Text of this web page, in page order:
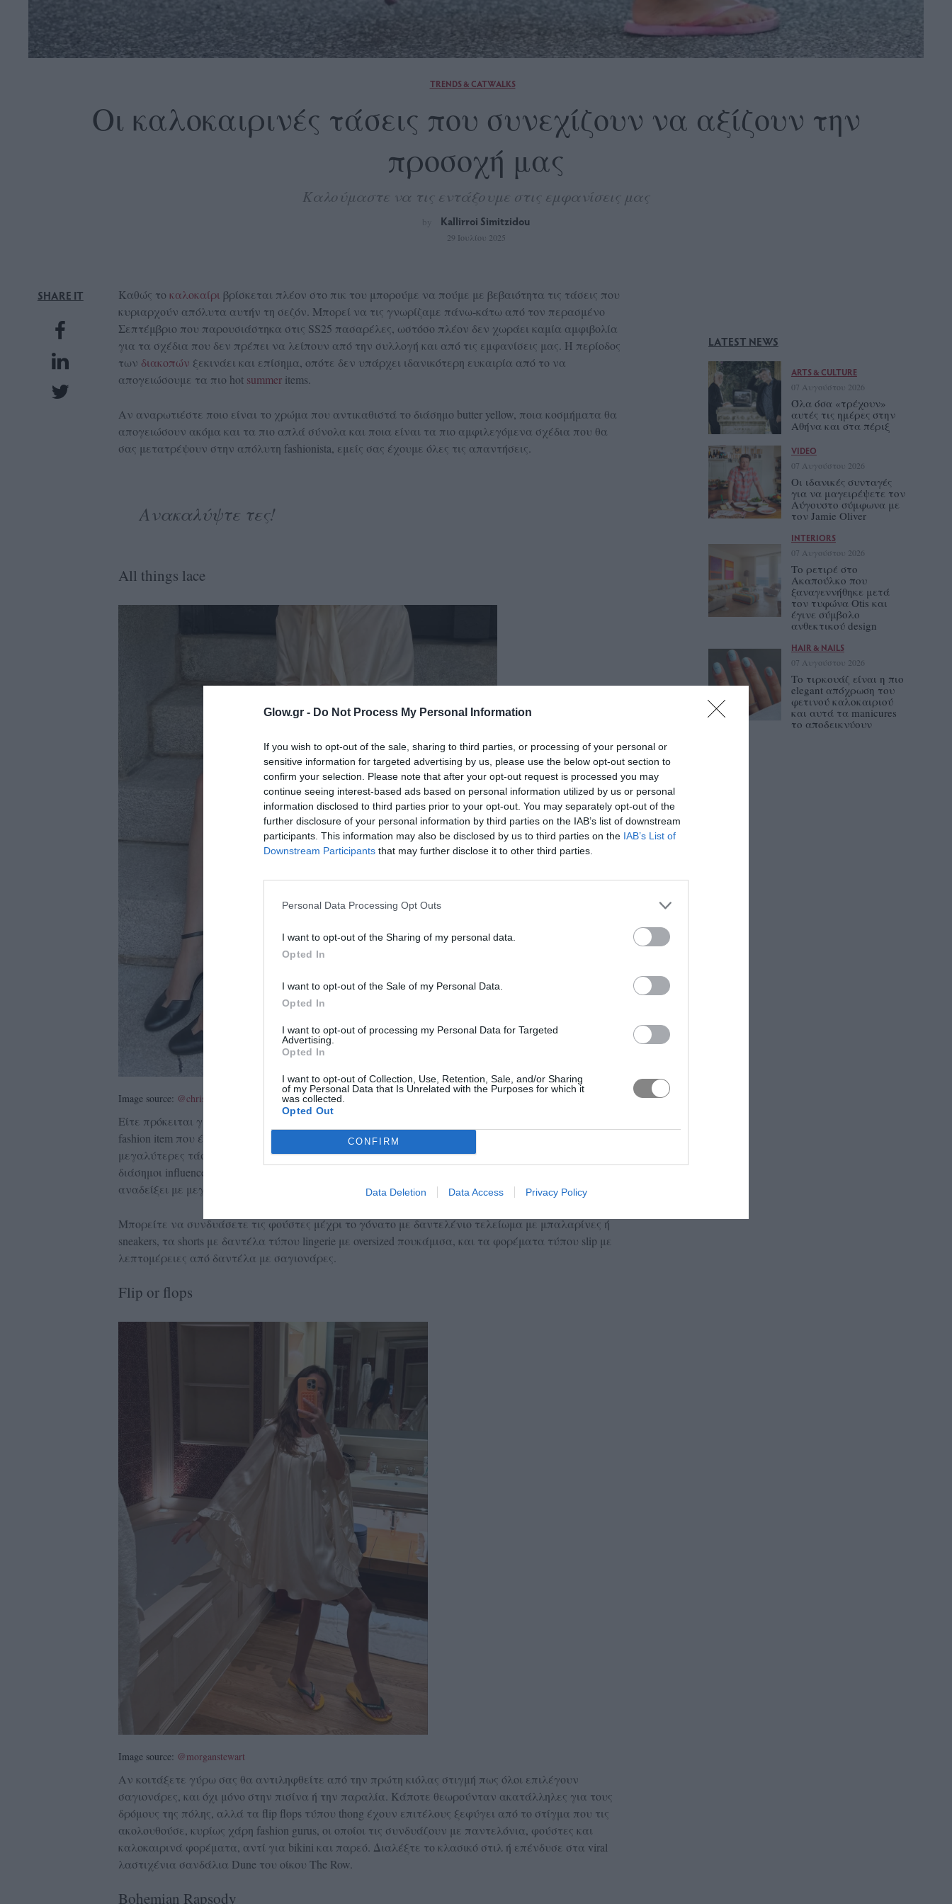
Glow.gr - Do Not Process My Personal Information
If you wish to opt-out of the sale, sharing to third parties, or processing of your personal or
sensitive information for targeted advertising by us, please use the below opt-out section to
confirm your selection. Please note that after your opt-out request is processed you may
continue seeing interest-based ads based on personal information utilized by us or personal
information disclosed to third parties prior to your opt-out. You may separately opt-out of the
further disclosure of your personal information by third parties on the IAB’s list of downstream
participants. This information may also be disclosed by us to third parties on the IAB’s List of
Downstream Participants that may further disclose it to other third parties.
Personal Data Processing Opt Outs
I want to opt-out of the Sharing of my personal data.
Opted In
I want to opt-out of the Sale of my Personal Data.
Opted In
I want to opt-out of processing my Personal Data for Targeted
Advertising.
Opted In
I want to opt-out of Collection, Use, Retention, Sale, and/or Sharing
of my Personal Data that Is Unrelated with the Purposes for which it
was collected.
Opted Out
CONFIRM
Data Deletion Data Access Privacy Policy
TRENDS & CATWALKS
Οι καλοκαιρινές τάσεις που συνεχίζουν να αξίζουν την
προσοχή μας
Καλούμαστε να τις εντάξουμε στις εμφανίσεις μας
by Kallirroi Simitzidou
29 Ιουλίου 2025
SHARE IT Καθώς το καλοκαίρι βρίσκεται πλέον στο πικ του μπορούμε να πούμε με βεβαιότητα τις τάσεις που
κυριαρχούν απόλυτα αυτήν τη σεζόν. Μπορεί να τις γνωρίζαμε πάνω-κάτω από τον περασμένο
Σεπτέμβριο που παρουσιάστηκα στις SS25 πασαρέλες, ωστόσο πλέον δεν χωράει καμία αμφιβολία
για τα σχέδια που δεν πρέπει να λείπουν από την συλλογή και από τις εμφανίσεις μας. Η περίοδος
των διακοπών ξεκινάει και επίσημα, οπότε δεν υπάρχει ιδανικότερη ευκαιρία από το να
απογειώσουμε τα πιο hot summer items.
Αν αναρωτιέστε ποιο είναι το χρώμα που αντικαθιστά το διάσημο butter yellow, ποια κοσμήματα θα
απογειώσουν ακόμα και τα πιο απλά σύνολα και ποια είναι τα πιο αμφιλεγόμενα σχέδια που θα
σας μετατρέψουν στην απόλυτη fashionista, εμείς σας έχουμε όλες τις απαντήσεις.
Ανακαλύψτε τες!
All things lace
Image source: @christietyler
Είτε πρόκειται για shorts, φούστες, παντελόνια, φορέματα ή tops, δεν έχει και τόση σημασία. Αν το
fashion item που έχετε επιλέξει διαθέτει δαντέλα στο τελείωμα, τότε είναι μία από τις
μεγαλύτερες τάσεις αυτό το καλοκαίρι. Οίκοι όπως, οι The Row, Rohé, Saint Laurent αλλά και
διάσημοι influencers και celebrities, ανάμεσά τους και η Jennifer Lawrence έχουν υιοθετήσει και
αναδείξει με μεγάλη επιτυχία αυτό το trend.
Μπορείτε να συνδυάσετε τις φούστες μέχρι το γόνατο με δαντελένιο τελείωμα με μπαλαρίνες ή
sneakers, τα shorts με δαντέλα τύπου lingerie με oversized πουκάμισα, και τα φορέματα τύπου slip με
λεπτομέρειες από δαντέλα με σαγιονάρες.
Flip or flops
Image source: @morganstewart
Αν κοιτάξετε γύρω σας θα αντιληφθείτε από την πρώτη κιόλας στιγμή πως όλοι επιλέγουν
σαγιονάρες, και όχι μόνο στην πισίνα ή την παραλία. Κάποτε θεωρούνταν ακατάλληλες για τους
δρόμους της πόλης, αλλά τα flip flops τύπου thong έχουν επιτέλους ξεφύγει από το στίγμα που τις
ακολουθούσε, κυρίως χάρη fashion gurus, οι οποίοι τις συνδυάζουν με παντελόνια, φούστες και
καλοκαιρινά φορέματα, αντί για bikini και παρεό. Διαλέξτε το κλασικό στιλ ή επένδυσε στα viral
λαστιχένια σανδάλια Dune του οίκου The Row.
Bohemian Rapsody
LATEST NEWS
ARTS & CULTURE
07 Αυγούστου 2026
Όλα όσα «τρέχουν»
αυτές τις ημέρες στην
Αθήνα και στα πέριξ
VIDEO
07 Αυγούστου 2026
Οι ιδανικές συνταγές
για να μαγειρέψετε τον
Αύγουστο σύμφωνα με
τον Jamie Oliver
INTERIORS
07 Αυγούστου 2026
Το ρετιρέ στο
Ακαπούλκο που
ξαναγεννήθηκε μετά
τον τυφώνα Otis και
έγινε σύμβολο
ανθεκτικού design
HAIR & NAILS
07 Αυγούστου 2026
Το τιρκουάζ είναι η πιο
elegant απόχρωση του
φετινού καλοκαιριού
και αυτά τα manicures
το αποδεικνύουν